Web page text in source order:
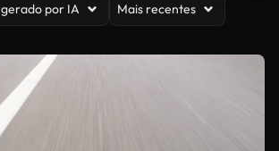
por IA Mais recentes